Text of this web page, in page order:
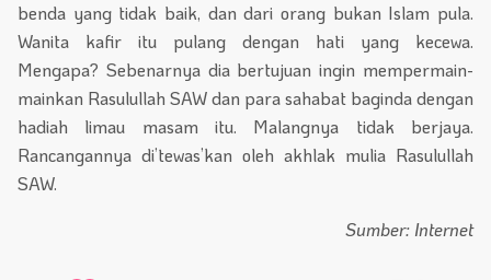
benda yang tidak baik, dan dari orang bukan Islam pula.
Wanita kafir itu pulang dengan hati yang kecewa.
Mengapa? Sebenarnya dia bertujuan ingin mempermain-
mainkan Rasulullah SAW dan para sahabat baginda dengan
hadiah limau masam itu. Malangnya tidak berjaya.
Rancangannya di’tewas’kan oleh akhlak mulia Rasulullah
SAW.
Sumber: Internet